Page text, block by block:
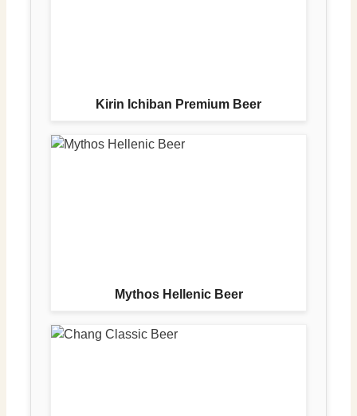
Kirin Ichiban Premium Beer
Mythos Hellenic Beer